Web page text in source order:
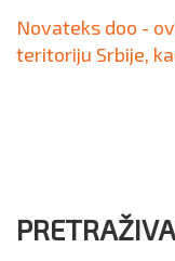
Novateks doo -
teritoriju Srbije,